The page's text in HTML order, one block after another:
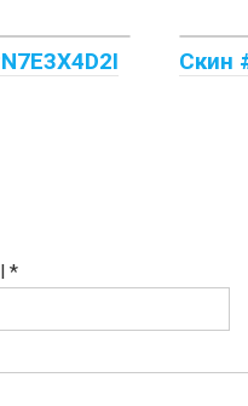
Скин
*